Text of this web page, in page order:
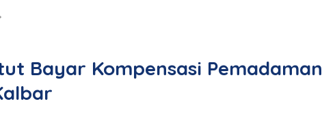
Bayar Kompensasi Pemadaman